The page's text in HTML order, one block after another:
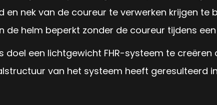
nek van de coureur te verwerken krijgen te
helm beperkt zonder de coureur tijdens
doel een lichtgewicht FHR-systeem te
van het systeem heeft geresulteerd